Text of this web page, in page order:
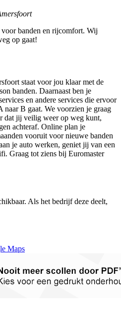
banden en rijcomfort. Wij
op gaat!
staat voor jou klaar met de
banden. Daarnaast ben je
en andere services die ervoor
naar B gaat. We voorzien je graag
dat jij veilig weer op weg kunt,
achteraf. Online plan je
vooruit voor nieuwe banden
je auto werken, geniet jij van een
Graag tot ziens bij Euromaster
Als het bedrijf deze deelt,